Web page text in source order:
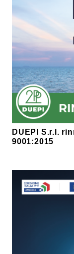
DUEPI S.r.l.
9001:2015